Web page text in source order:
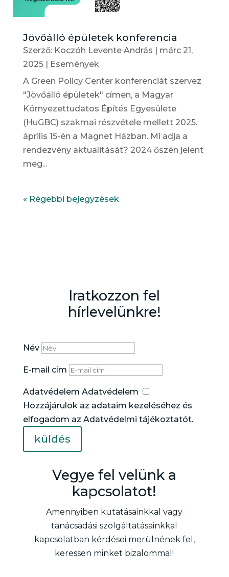
Jövőálló épületek konferencia
Szerző: Koczóh Levente András
márc 21,
2025|
Események
A Green Policy Center konferenciát szervez
"Jövőálló épületek" címen, a Magyar
Környezettudatos Építés Egyesülete
(HuGBC) szakmai részvétele mellett 2025.
április 15-én a Magnet Házban. Mi adja a
rendezvény aktualitását? 2024 őszén jelent
meg...
« Régebbi bejegyzések
Iratkozzon fel
hírlevelünkre!
Név
E-mail cím
Adatvédelem Adatvédelem
Hozzájárulok az adataim kezeléséhez és
elfogadom az Adatvédelmi tájékoztatót.
küldés
Vegye fel velünk a
kapcsolatot!
Amennyiben kutatásainkkal vagy
tanácsadási szolgáltatásainkkal
kapcsolatban kérdései merülnének fel,
keressen minket bizalommal!